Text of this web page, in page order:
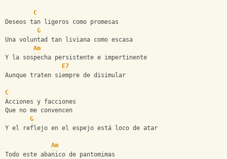
C
Deseos tan ligeros como promesas
G
Una voluntad tan liviana como escasa
Am
Y la sospecha persistente e impertinente
E7
Aunque traten siempre de disimular
C
Acciones y facciones
Que no me convencen
G
Y el reflejo en el espejo está loco de atar
Am
Todo este abanico de pantomimas